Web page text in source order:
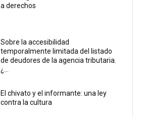
a derechos
Sobre la accesibilidad
temporalmente limitada del listado
de deudores de la agencia tributaria.
¿...
El chivato y el informante: una ley
contra la cultura